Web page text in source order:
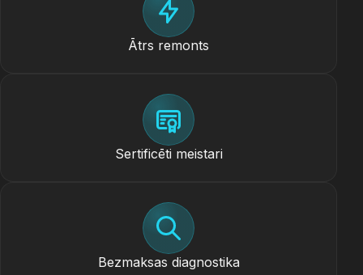
Ātrs remonts
Sertificēti meistari
Bezmaksas diagnostika